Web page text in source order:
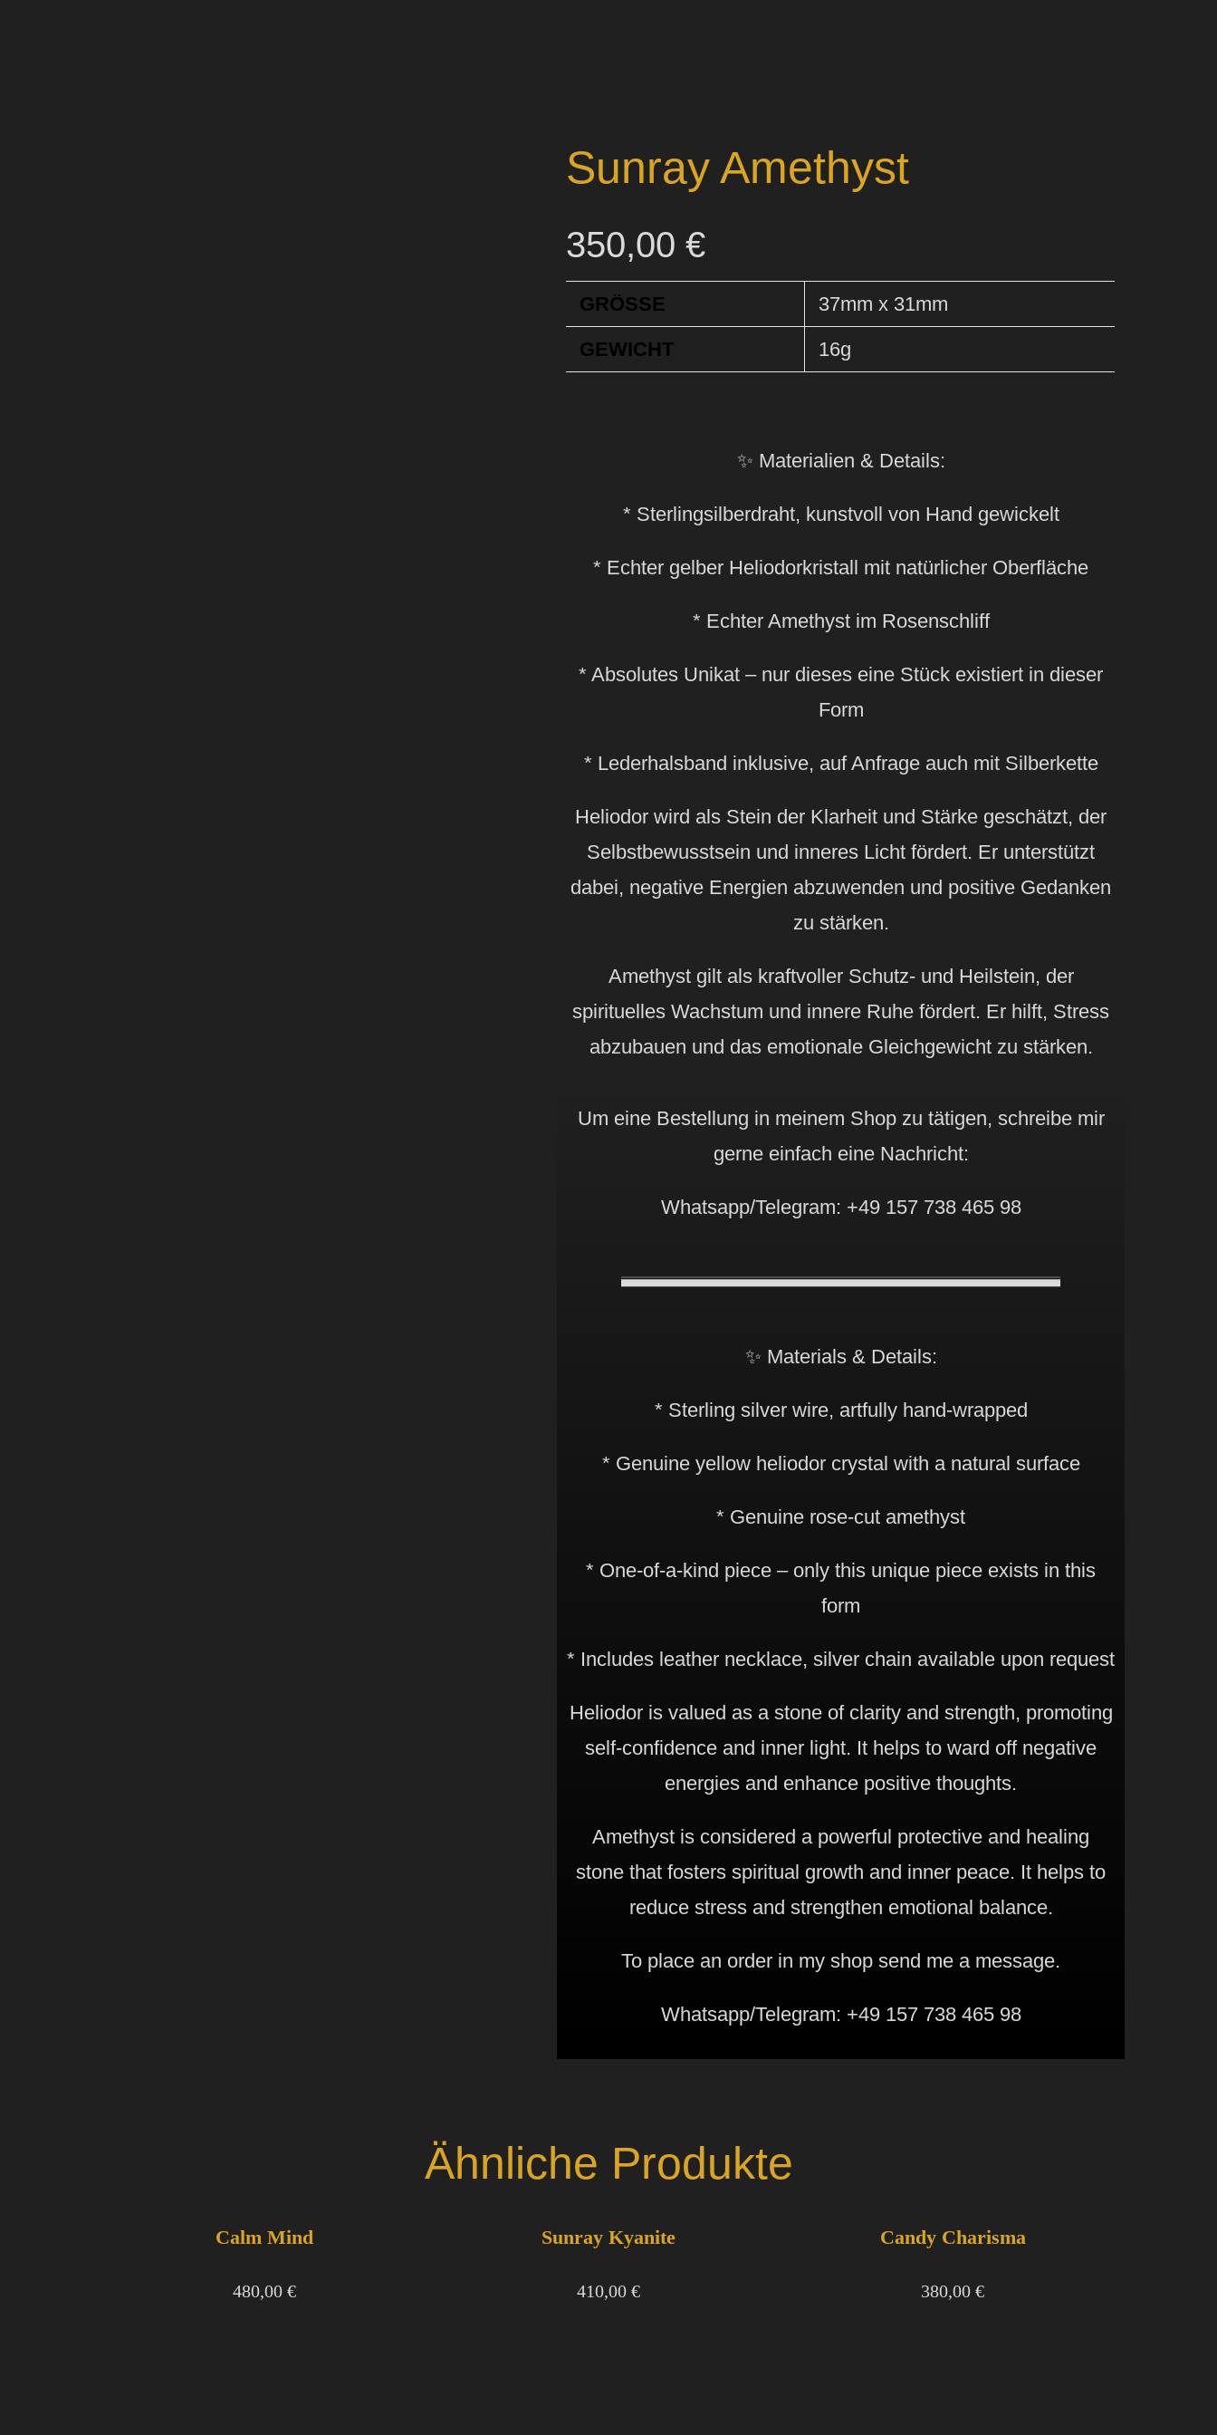
Sunray Amethyst
350,00€
GRÖSSE
37mm x 31mm
GEWICHT
16g
✨ Materialien & Details:
* Sterlingsilberdraht, kunstvoll von Hand gewickelt
* Echter gelber Heliodorkristall mit natürlicher Oberfläche
* Echter Amethyst im Rosenschliff
* Absolutes Unikat – nur dieses eine Stück existiert in dieser
Form
* Lederhalsband inklusive, auf Anfrage auch mit Silberkette
Heliodor wird als Stein der Klarheit und Stärke geschätzt, der
Selbstbewusstsein und inneres Licht fördert. Er unterstützt
dabei, negative Energien abzuwenden und positive Gedanken
zu stärken.
Amethyst gilt als kraftvoller Schutz- und Heilstein, der
spirituelles Wachstum und innere Ruhe fördert. Er hilft, Stress
abzubauen und das emotionale Gleichgewicht zu stärken.
Um eine Bestellung in meinem Shop zu tätigen, schreibe mir
gerne einfach eine Nachricht:
Whatsapp/Telegram: +49 157 738 465 98
✨ Materials & Details:
* Sterling silver wire, artfully hand-wrapped
* Genuine yellow heliodor crystal with a natural surface
* Genuine rose-cut amethyst
* One-of-a-kind piece – only this unique piece exists in this
form
* Includes leather necklace, silver chain available upon request
Heliodor is valued as a stone of clarity and strength, promoting
self-confidence and inner light. It helps to ward off negative
energies and enhance positive thoughts.
Amethyst is considered a powerful protective and healing
stone that fosters spiritual growth and inner peace. It helps to
reduce stress and strengthen emotional balance.
To place an order in my shop send me a message.
Whatsapp/Telegram: +49 157 738 465 98
Ähnliche Produkte
Calm Mind
480,00 €
Sunray Kyanite
410,00 €
Candy Charisma
380,00 €